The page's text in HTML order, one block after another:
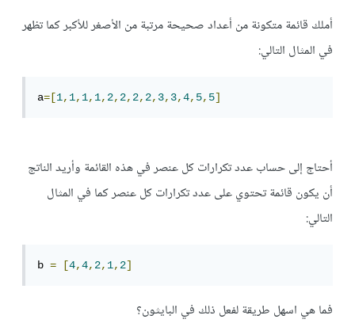
أملك قائمة متكونة من أعداد صحيحة مرتبة من الأصغر للأكبر كما تظهر
في المثال التالي:
a= [1,1,1,1,2,2,2,2,3,3,4,5,5]
أحتاج إلى حساب عدد تكرارات كل عنصر في هذه القائمة وأريد الناتج
أن يكون قائمة تحتوي على عدد تكرارات كل عنصر كما في المثال
التالي:
b = [4,4,2,1,2]
فما هي اسهل طريقة لفعل ذلك في البايثون؟